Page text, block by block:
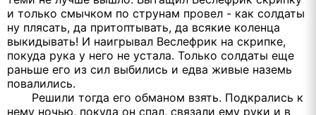
и только смычком по струнам провел - как солдаты
ну плясать, да притоптывать, да всякие коленца
выкидывать! И наигрывал Веслефрик на скрипке,
покуда рука у него не устала. Только солдаты еще
раньше его из сил выбились и едва живые наземь
повалились.
Решили тогда его обманом взять. Подкрались к
нему ночью, покуда он спал, связали ему руки и в